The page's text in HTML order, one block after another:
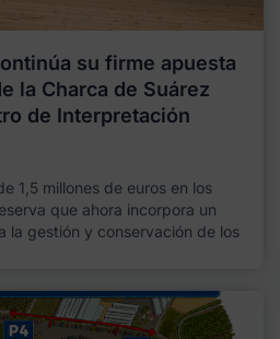
su firme apuesta
la Charca de Suárez
de Interpretación
1,5 millones de euros en los
que ahora incorpora un
la gestión y conservación de los